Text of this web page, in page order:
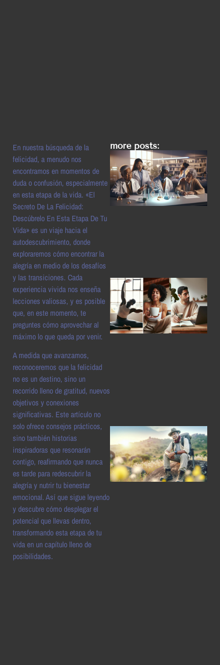
En nuestra búsqueda de la
felicidad, a menudo nos
encontramos en momentos de
duda o confusión, especialmente
en esta etapa de la vida. «El
Secreto De La Felicidad:
Descúbrelo En Esta Etapa De Tu
Vida» es un viaje hacia el
autodescubrimiento, donde
exploraremos cómo encontrar la
alegría en medio de los desafíos
y las transiciones. Cada
experiencia vivida nos enseña
lecciones valiosas, y es posible
que, en este momento, te
preguntes cómo aprovechar al
máximo lo que queda por venir.
A medida que avanzamos,
reconoceremos que la felicidad
no es un destino, sino un
recorrido lleno de gratitud, nuevos
objetivos y conexiones
significativas. Este artículo no
solo ofrece consejos prácticos,
sino también historias
inspiradoras que resonarán
contigo, reafirmando que nunca
es tarde para redescubrir la
alegría y nutrir tu bienestar
emocional. Así que sigue leyendo
y descubre cómo desplegar el
potencial que llevas dentro,
transformando esta etapa de tu
vida en un capítulo lleno de
posibilidades.
more posts: